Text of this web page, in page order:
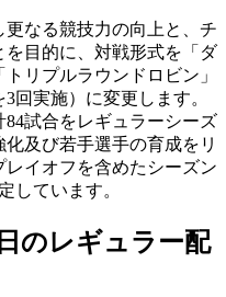
なる競技力の向上と、チ
目的に、対戦形式を「ダ
リプルラウンドロビン」
回実施）に変更します。
試合をレギュラーシーズ
及び若手選手の育成をリ
イオフを含めたシーズン
しています。
のレギュラー配